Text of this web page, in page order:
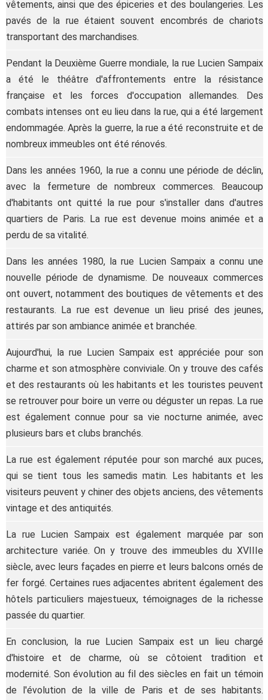
vêtements, ainsi que des épiceries et des boulangeries. Les
pavés de la rue étaient souvent encombrés de chariots
transportant des marchandises.
Pendant la Deuxième Guerre mondiale, la rue Lucien Sampaix
a été le théâtre d'affrontements entre la résistance
française et les forces d'occupation allemandes. Des
combats intenses ont eu lieu dans la rue, qui a été largement
endommagée. Après la guerre, la rue a été reconstruite et de
nombreux immeubles ont été rénovés.
Dans les années 1960, la rue a connu une période de déclin,
avec la fermeture de nombreux commerces. Beaucoup
d'habitants ont quitté la rue pour s'installer dans d'autres
quartiers de Paris. La rue est devenue moins animée et a
perdu de sa vitalité.
Dans les années 1980, la rue Lucien Sampaix a connu une
nouvelle période de dynamisme. De nouveaux commerces
ont ouvert, notamment des boutiques de vêtements et des
restaurants. La rue est devenue un lieu prisé des jeunes,
attirés par son ambiance animée et branchée.
Aujourd'hui, la rue Lucien Sampaix est appréciée pour son
charme et son atmosphère conviviale. On y trouve des cafés
et des restaurants où les habitants et les touristes peuvent
se retrouver pour boire un verre ou déguster un repas. La rue
est également connue pour sa vie nocturne animée, avec
plusieurs bars et clubs branchés.
La rue est également réputée pour son marché aux puces,
qui se tient tous les samedis matin. Les habitants et les
visiteurs peuvent y chiner des objets anciens, des vêtements
vintage et des antiquités.
La rue Lucien Sampaix est également marquée par son
architecture variée. On y trouve des immeubles du XVIIIe
siècle, avec leurs façades en pierre et leurs balcons ornés de
fer forgé. Certaines rues adjacentes abritent également des
hôtels particuliers majestueux, témoignages de la richesse
passée du quartier.
En conclusion, la rue Lucien Sampaix est un lieu chargé
d'histoire et de charme, où se côtoient tradition et
modernité. Son évolution au fil des siècles en fait un témoin
de l'évolution de la ville de Paris et de ses habitants.